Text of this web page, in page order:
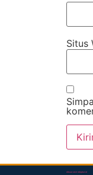
Situs
dibuat oleh rrdigital.id